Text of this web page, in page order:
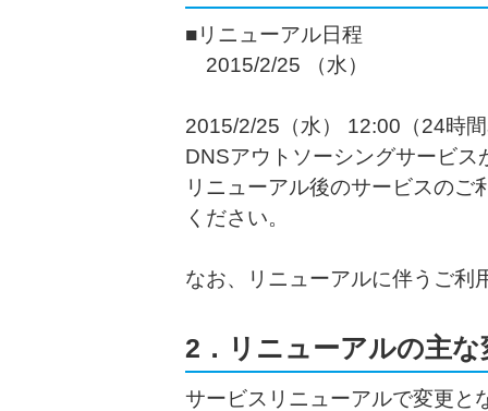
■リニューアル日程
2015/2/25 （水）
2015/2/25（水） 12:00（24時
DNSアウトソーシングサービス
リニューアル後のサービスのご
ください。
なお、リニューアルに伴うご利
2．リニューアルの主な
サービスリニューアルで変更と